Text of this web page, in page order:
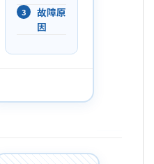
3
故障原
因